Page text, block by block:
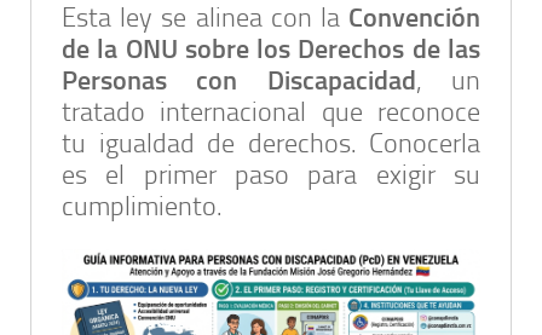
Esta ley se alinea con la Convención
de la ONU sobre los Derechos de las
Personas con Discapacidad, un
tratado internacional que reconoce
tu igualdad de derechos. Conocerla
es el primer paso para exigir su
cumplimiento.